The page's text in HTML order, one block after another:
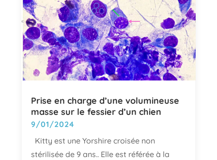
Prise en charge d’une volumineuse
masse sur le fessier d’un chien
9/01/2024
Kitty est une Yorshire croisée non
stérilisée de 9 ans.. Elle est référée à la